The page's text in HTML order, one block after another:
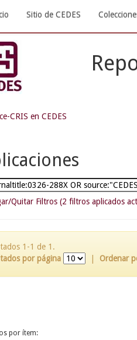
Sitio de CEDES
CRIS en CEDES
Quitar Filtros (2 filtros aplicados
1-1 de 1.
por página
Ordenar
por ítem: